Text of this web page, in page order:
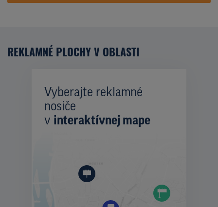
REKLAMNÉ PLOCHY V OBLASTI
Vyberajte reklamné
nosiče
v interaktívnej mape